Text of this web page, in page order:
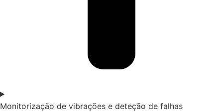
Monitorização de vibrações e deteção de falhas